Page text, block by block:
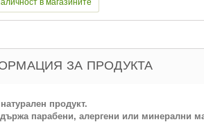
в магазините
ЗА ПРОДУКТА
продукт.
парабени, алергени или минерални